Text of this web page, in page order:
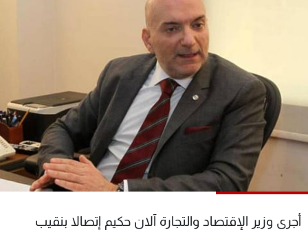
أجرى وزير الإقتصاد والتجارة آلان حكيم إتصالا بنقيب
رياضة
كأس العالم
البرامج
جدول البرامج
شاهد البرامج